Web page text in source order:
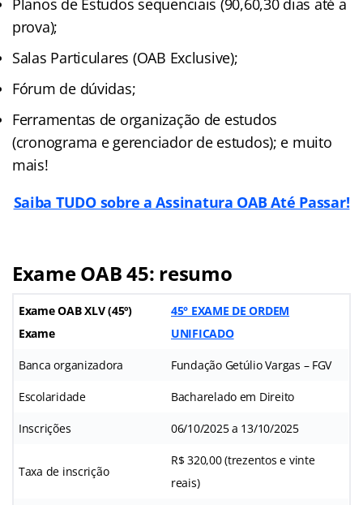
prova);
Salas Particulares (OAB Exclusive);
Fórum de dúvidas;
Ferramentas de organização de estudos
(cronograma e gerenciador de estudos); e muito
mais!
Saiba TUDO sobre a Assinatura OAB Até Passar!
Exame OAB 45: resumo
Exame OAB XLV (45º)
Exame
45° EXAME DE ORDEM
UNIFICADO
Banca organizadora Fundação Getúlio Vargas – FGV
Escolaridade Bacharelado em Direito
Inscrições 06/10/2025 a 13/10/2025
Taxa de inscrição
R$ 320,00 (trezentos e vinte
reais)